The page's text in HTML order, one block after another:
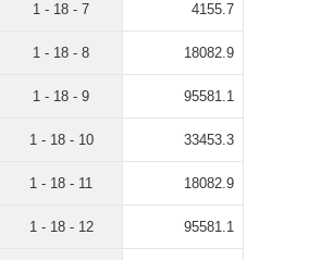
1 - 18 - 7 4155.7
1 - 18 - 8 18082.9
1 - 18 - 9 95581.1
1 - 18 - 10 33453.3
1 - 18 - 11 18082.9
1 - 18 - 12 95581.1